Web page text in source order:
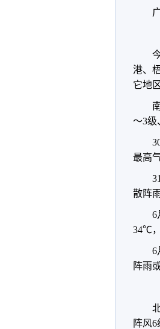
港、
它地
～3级
最高
散阵
6
34℃
6
阵雨
阵风